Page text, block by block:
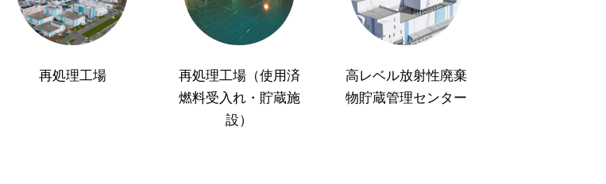
再処理工場
再処理工場（使用済
燃料受入れ・貯蔵施
設）
高レベル放射性廃棄
物貯蔵管理センター